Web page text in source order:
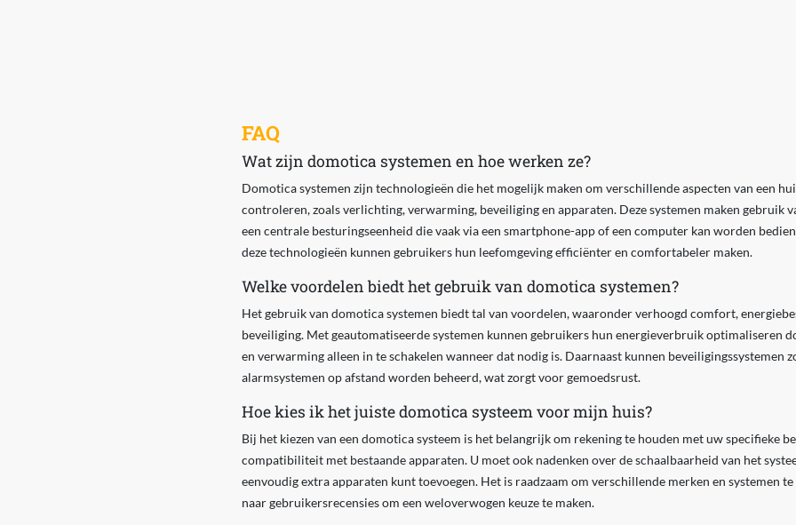
FAQ
Wat zijn domotica systemen en hoe werken ze?
Domotica systemen zijn technologieën die het mogelijk maken om verschillende aspecten van een
controleren, zoals verlichting, verwarming, beveiliging en apparaten. Deze systemen maken gebruik
een centrale besturingseenheid die vaak via een smartphone-app of een computer kan worden
deze technologieën kunnen gebruikers hun leefomgeving efficiënter en comfortabeler maken.
Welke voordelen biedt het gebruik van domotica systemen?
Het gebruik van domotica systemen biedt tal van voordelen, waaronder verhoogd comfort,
beveiliging. Met geautomatiseerde systemen kunnen gebruikers hun energieverbruik optimaliseren
en verwarming alleen in te schakelen wanneer dat nodig is. Daarnaast kunnen beveiligingssystemen
alarmsystemen op afstand worden beheerd, wat zorgt voor gemoedsrust.
Hoe kies ik het juiste domotica systeem voor mijn huis?
Bij het kiezen van een domotica systeem is het belangrijk om rekening te houden met uw specifieke
compatibiliteit met bestaande apparaten. U moet ook nadenken over de schaalbaarheid van het
eenvoudig extra apparaten kunt toevoegen. Het is raadzaam om verschillende merken en systemen
naar gebruikersrecensies om een weloverwogen keuze te maken.